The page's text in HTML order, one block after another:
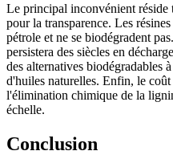
Le principal inconvénient réside
pour la transparence. Les
pétrole et ne se biodégradent
persistera des siècles en
des alternatives biodégradables
d'huiles naturelles. Enfin, le
l'élimination chimique de la
échelle.
Conclusion